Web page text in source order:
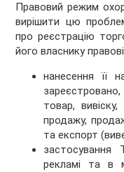
Правовий режим
вирішити цю
про реєстрацію
його власнику
нанесення її
товар,
продажу,
та експорт
застосування
рекламі та в